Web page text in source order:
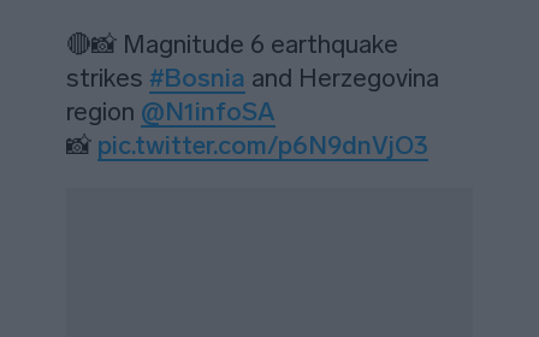
🔴📸 Magnitude 6 earthquake
strikes #Bosnia and Herzegovina
region @N1infoSA
📸 pic.twitter.com/p6N9dnVjO3